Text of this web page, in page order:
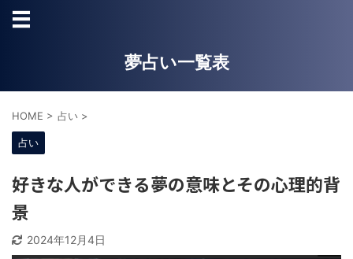
夢占い一覧表
HOME > 占い >
占い
好きな人ができる夢の意味とその心理的背
景
2024年12月4日